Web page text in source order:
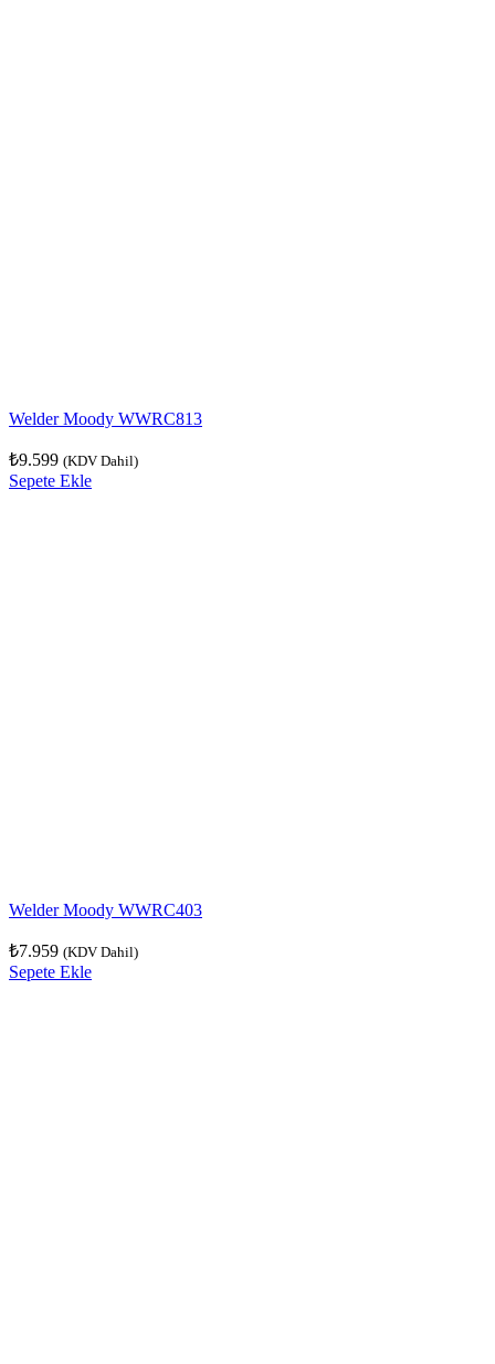
Welder Moody WWRC813
₺9.599 (KDV Dahil)
Sepete Ekle
Welder Moody WWRC403
₺7.959 (KDV Dahil)
Sepete Ekle